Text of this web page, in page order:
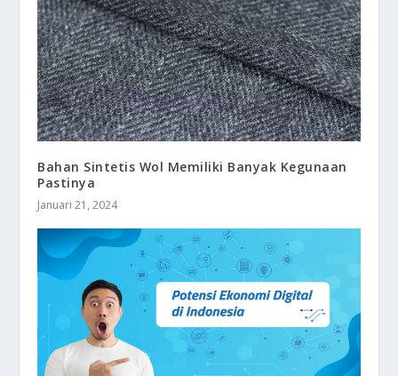
Bahan Sintetis Wol Memiliki Banyak Kegunaan
Pastinya
Januari 21, 2024